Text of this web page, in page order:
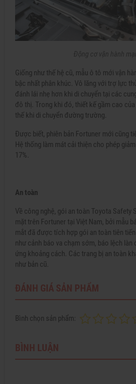
Giống như thế hệ cũ, mẫu ô tô mới vận
bậc nhất phân khúc. Vô lăng với trợ lực
đánh lái nhẹ hơn khi di chuyển tại các
đô thị. Trong khi đó, thiết kế gầm cao
thế khi di chuyển đường trường.
Được biết, phiên bản Fortuner mới cũng
Hệ thống làm mát cải thiện cho phép
17%.
An toàn
Về công nghệ, gói an toàn Toyota
mặt trên Fortuner tại Việt Nam, bởi mẫu
mắt đã được tích hợp gói an toàn tiên
như cảnh báo va chạm sớm, báo lệch
ứng khoảng cách. Các trang bị an toàn
như bản cũ.
ĐÁNH GIÁ SẢN PHẨM
Bình chọn sản phẩm:
BÌNH LUẬN